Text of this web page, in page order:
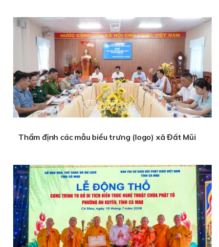
Thẩm định các mẫu biểu trưng (logo) xã Đất Mũi